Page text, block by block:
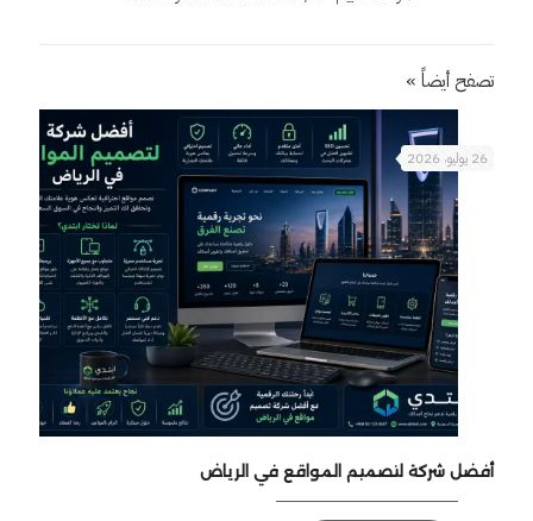
تصفح أيضاً »
26 يوليو، 2026
أفضل شركة لتصميم المواقع في الرياض